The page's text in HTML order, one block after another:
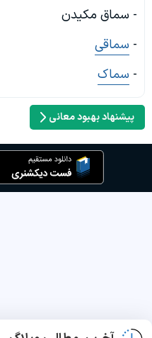
- سماق مکیدن
- سماقی
- سماک
پیشنهاد بهبود معانی